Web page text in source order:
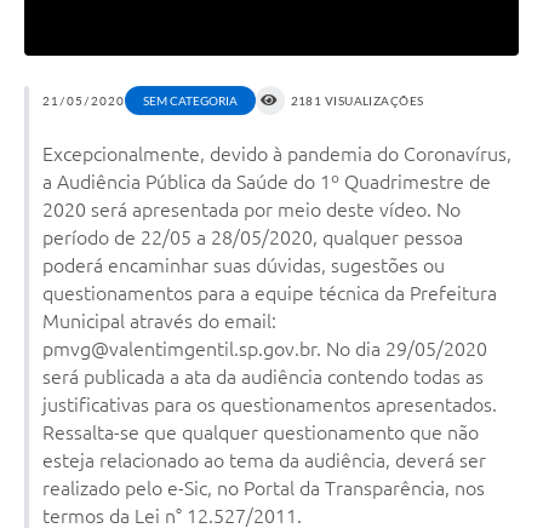
21/05/2020 SEM CATEGORIA 2181 VISUALIZAÇÕES
Excepcionalmente, devido à pandemia do Coronavírus,
a Audiência Pública da Saúde do 1º Quadrimestre de
2020 será apresentada por meio deste vídeo. No
período de 22/05 a 28/05/2020, qualquer pessoa
poderá encaminhar suas dúvidas, sugestões ou
questionamentos para a equipe técnica da Prefeitura
Municipal através do email:
pmvg@valentimgentil.sp.gov.br. No dia 29/05/2020
será publicada a ata da audiência contendo todas as
justificativas para os questionamentos apresentados.
Ressalta-se que qualquer questionamento que não
esteja relacionado ao tema da audiência, deverá ser
realizado pelo e-Sic, no Portal da Transparência, nos
termos da Lei n° 12.527/2011.